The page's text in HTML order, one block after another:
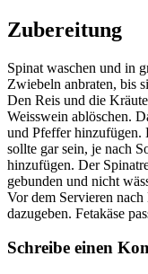
Zubereitung
Spinat waschen und in
Zwiebeln anbraten, bis
Den Reis und die
Weisswein ablöschen.
und Pfeffer hinzufügen.
sollte gar sein, je nach
hinzufügen. Der
gebunden und nicht
Vor dem Servieren
dazugeben. Fetakäse
Schreibe einen